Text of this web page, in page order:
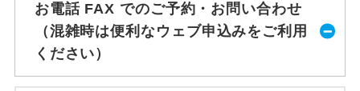
お電話 FAX でのご予約・お問い合わせ
（混雑時は便利なウェブ申込みをご利用
ください）